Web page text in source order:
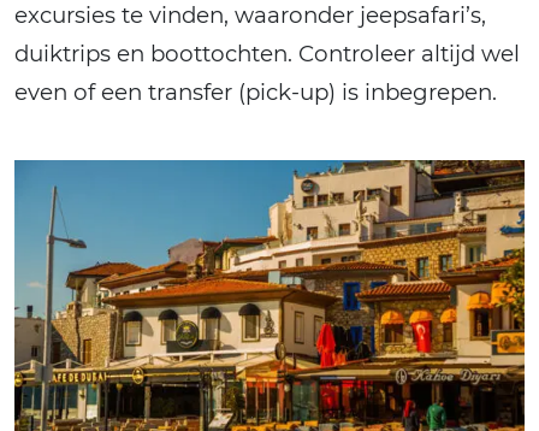
excursies te vinden, waaronder jeepsafari’s,
duiktrips en boottochten. Controleer altijd wel
even of een transfer (pick-up) is inbegrepen.